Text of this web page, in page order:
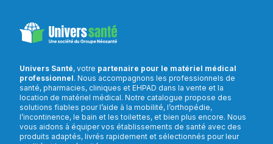
Univers Santé, votre partenaire pour le matériel médical
professionnel. Nous accompagnons les professionnels de
santé, pharmacies, cliniques et EHPAD dans la vente et la
location de matériel médical. Notre catalogue propose des
solutions fiables pour l’aide à la mobilité, l’orthopédie,
l’incontinence, le bain et les toilettes, et bien plus encore. Nous
vous aidons à équiper vos établissements de santé avec des
produits adaptés, livrés rapidement et sélectionnés pour leur